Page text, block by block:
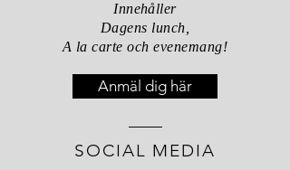
Innehåller
Dagens lunch,
A la carte och evenemang!
Anmäl dig här
SOCIAL MEDIA